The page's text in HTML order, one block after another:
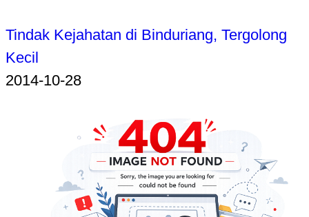
Tindak Kejahatan di Binduriang, Tergolong
Kecil
2014-10-28